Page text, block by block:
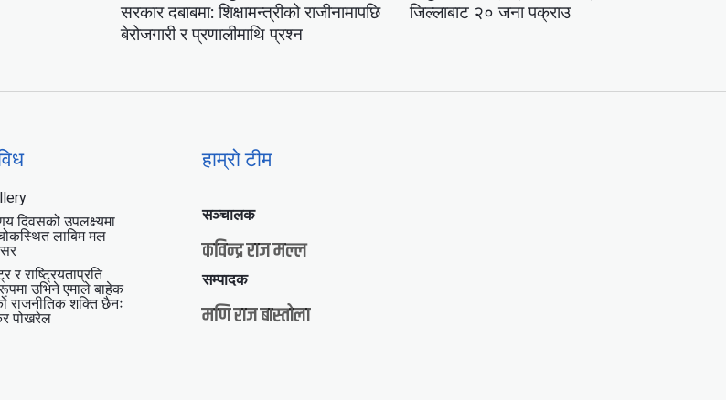
सरकार दबाबमा: शिक्षामन्त्रीको राजीनामापछि
बेरोजगारी र प्रणालीमाथि प्रश्न
जिल्लाबाट २० जना पक्राउ
दिवसको उपलक्ष्यमा
लाबिम मल
र राष्ट्रियताप्रति
उभिने एमाले बाहेक
राजनीतिक शक्ति छैनः
पोखरेल
हाम्रो टीम
सञ्चालक
कविन्द्र राज मल्ल
सम्पादक
मणि राज बास्तोला